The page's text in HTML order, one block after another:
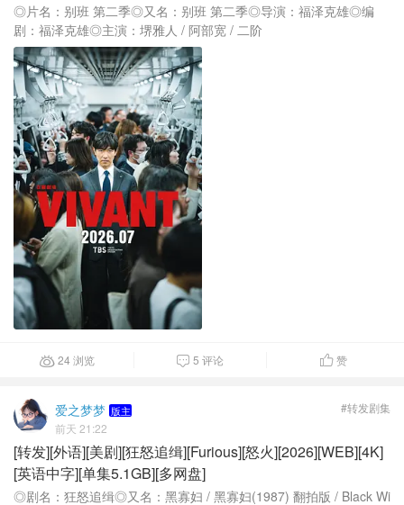
◎片名：别班 第二季◎又名：别班 第二季◎导演：福泽克雄◎编
剧：福泽克雄◎主演：堺雅人 / 阿部宽 / 二阶
24 浏览  5 评论 赞
爱之梦梦 版主
前天 21:22
#转发剧集
[转发][外语][美剧][狂怒追缉][Furious][怒火][2026][WEB][4K]
[英语中字][单集5.1GB][多网盘]
◎剧名：狂怒追缉◎又名：黑寡妇 / 黑寡妇(1987) 翻拍版 / Black Wi